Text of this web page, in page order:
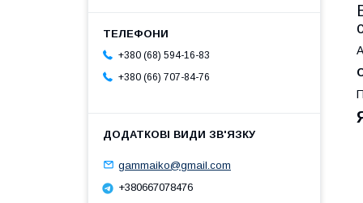
+380 (68) 594-16-83
+380 (66) 707-84-76
gammaiko@gmail.com
+380667078476